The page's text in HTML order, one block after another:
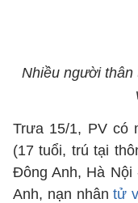
Nhiều người thân
Trưa 15/1, PV có
(17 tuổi, trú tại
Đông Anh, Hà
Anh, nạn nhân tử